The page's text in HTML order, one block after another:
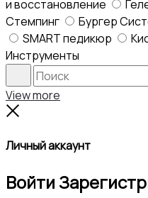
и восстановление
Стемпинг
Бургер
SMART педикюр
Инструменты
Search
View more
Личный аккаунт
Войти